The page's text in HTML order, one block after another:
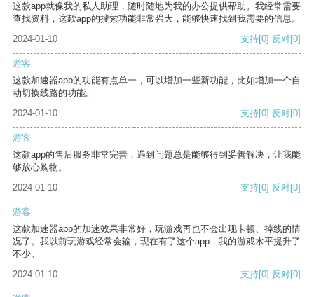
这款app就像我的私人助理，随时随地为我的办公提供帮助。我经常需要
查找资料，这款app的搜索功能非常强大，能够快速找到我需要的信息。
2024-01-10
支持[0] 反对[0]
游客
这款加速器app的功能有点单一，可以增加一些新功能，比如增加一个自
动切换线路的功能。
2024-01-10
支持[0] 反对[0]
游客
这款app的售后服务非常完善，遇到问题总是能够得到妥善解决，让我能
够放心购物。
2024-01-10
支持[0] 反对[0]
游客
这款加速器app的加速效果非常好，玩游戏再也不会出现卡顿、掉线的情
况了。我以前玩游戏经常会输，现在有了这个app，我的游戏水平提升了
不少。
2024-01-10
支持[0] 反对[0]